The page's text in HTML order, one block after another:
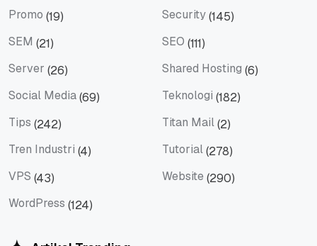
Promo (19) Security(145)
SEM (21) SEO (111)
Server (26) Shared Hosting (6)
Social Media(69) Teknologi (182)
Tips (242) Titan Mail(2)
Tren Industri (4) Tutorial(278)
VPS (43) Website (290)
WordPress (124)